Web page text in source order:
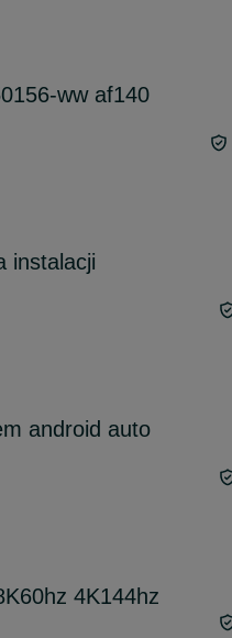
ww af140
instalacji
android auto
4K144hz